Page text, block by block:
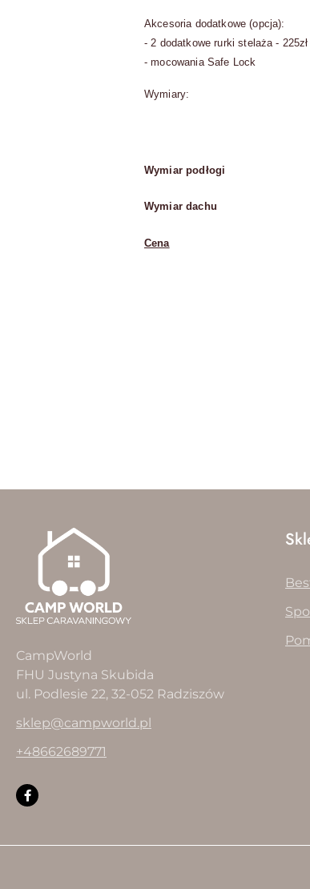
Akcesoria dodatkowe (opcja):
- 2 dodatkowe rurki stelaża - 225zł
- mocowania Safe Lock
Wymiary:
Wymiar podłogi
Wymiar dachu
Cena
CampWorld
FHU Justyna Skubida
ul. Podlesie 22, 32-052 Radziszów
sklep@campworld.pl
+48662689771